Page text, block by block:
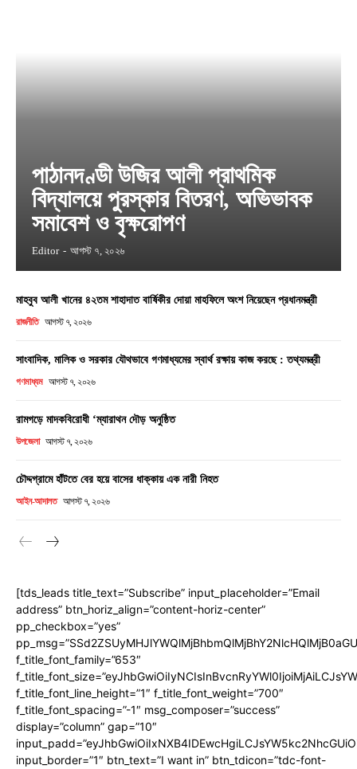
পাঠানদণ্ডী উজির আলী প্রাথমিক
বিদ্যালয়ে পুরস্কার বিতরণ, অভিভাবক
সমাবেশ ও বৃক্ষরোপণ
Editor - আগস্ট ৭, ২০২৬
মাহবুব আলী খানের ৪২তম শাহাদাত বার্ষিকীর দোয়া মাহফিলে অংশ নিয়েছেন প্রধানমন্ত্রী
রাজনীতি আগস্ট ৭, ২০২৬
সাংবাদিক, মালিক ও সরকার যৌথভাবে গণমাধ্যমের স্বার্থ রক্ষায় কাজ করছে : তথ্যমন্ত্রী
গণমাধ্যম আগস্ট ৭, ২০২৬
রামগড়ে মাদকবিরোধী ‘ম্যারাথন দৌড় অনুষ্ঠিত
উপজেলা আগস্ট ৭, ২০২৬
চৌদ্দগ্রামে হাঁটতে বের হয়ে বাসের ধাক্কায় এক নারী নিহত
আইন-আদালত আগস্ট ৭, ২০২৬
[tds_leads title_text=”Subscribe” input_placeholder=”Email
address” btn_horiz_align=”content-horiz-center”
pp_checkbox=”yes”
f_title_font_family=”653″
f_title_font_line_height=”1″ f_title_font_weight=”700″
f_title_font_spacing=”-1″ msg_composer=”success”
display=”column” gap=”10″
input_border=”1″ btn_text=”I want in” btn_tdicon=”tdc-font-